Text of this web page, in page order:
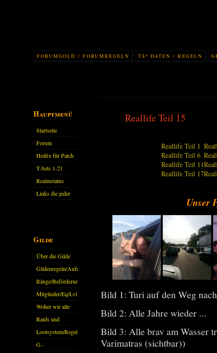
FORUMGOLD / FORUMREGELN TS³ DATEN / REGELN
Hauptmenü
Startseite
Forum
Hotfix für Patch
11.X
T-Sets 1-21
Realmstatus
Links die jeder
Gilde
Über die Gilde
(DAW)
Gildenregeln/Aufnahme
Ränge/Beförderungen
Mitglieder/Eq/Lvl
Woher wir alle
kommen.
Raids und
Zubehör
Lootsystem/Regeln
G.-
Reallife Teil 15
Reallife Teil 1
Reallife Teil 6
Reallife Teil 11
Reallife Teil 17
Unser
Bild 1: Turi auf den Weg
Bild 2: Alle Jahre wieder ...
Bild 3: Alle brav am Wasser
Varimatras (sichtbar))